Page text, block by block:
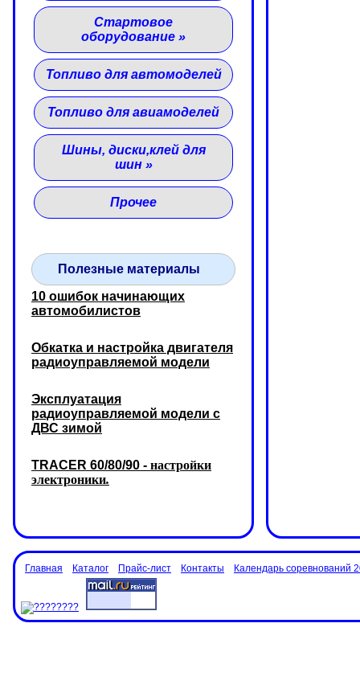
Стартовое
оборудование »
Топливо для автомоделей
Топливо для авиамоделей
Шины, диски,клей для
шин»
Прочее
Полезные материалы
10 ошибок начинающих
автомобилистов
Обкатка и настройка двигателя
радиоуправляемой модели
Эксплуатация
радиоуправляемой модели с
ДВС зимой
TRACER 60/80/90 - настройки
электроники.
Главная Каталог Прайс-лист Контакты Календарь соревнований